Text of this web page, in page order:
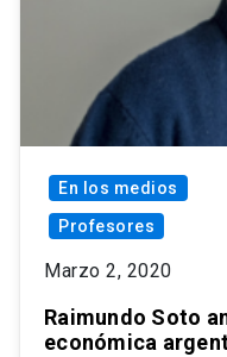
En los medios
Profesores
Marzo 2, 2020
Raimundo Soto
económica